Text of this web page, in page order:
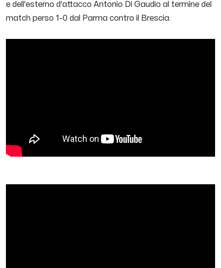
e dell'esterno d'attacco Antonio Di Gaudio al termine del
match perso 1-0 dal Parma contro il Brescia.